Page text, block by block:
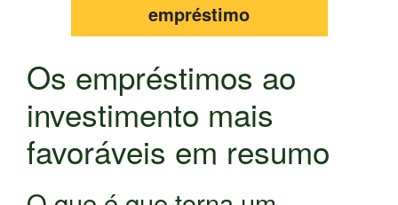
empréstimo
Os empréstimos ao
investimento mais
favoráveis em resumo